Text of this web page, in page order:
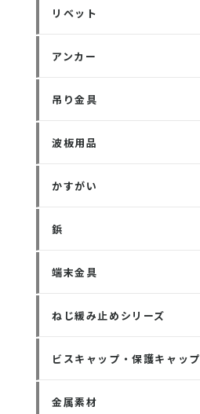
リベット
アンカー
吊り金具
波板用品
かすがい
鋲
端末金具
ねじ緩み止めシリーズ
ビスキャップ・保護キャップ
金属素材